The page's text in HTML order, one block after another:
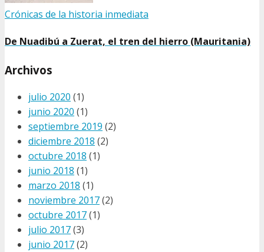
Crónicas de la historia inmediata
De Nuadibú a Zuerat, el tren del hierro (Mauritania)
Archivos
julio 2020 (1)
junio 2020 (1)
septiembre 2019 (2)
diciembre 2018 (2)
octubre 2018 (1)
junio 2018 (1)
marzo 2018 (1)
noviembre 2017(2)
octubre 2017(1)
julio 2017(3)
junio 2017(2)